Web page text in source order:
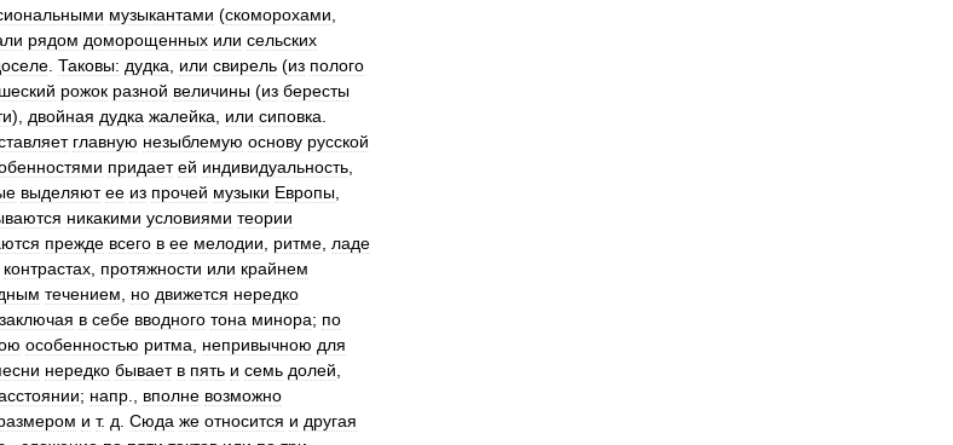
музыкантами (скоморохами
рядом доморощенных или сельских
Таковы: дудка или свирель (из полого
рожок разной величины (из бересты
), двойная дудка жалейка или сиповка
главную незыблемую основу русской
придает ей индивидуальность
выделяют ее из прочей музыки Европы
никакими условиями теории
прежде всего в ее мелодии ритме ладе
контрастах протяжности или крайнем
течением но движется нередко
заключая в себе вводного тона минора; по
особенностью ритма непривычною для
нередко бывает в пять и семь долей
; напр вполне возможно
и т. д Сюда же относится и другая